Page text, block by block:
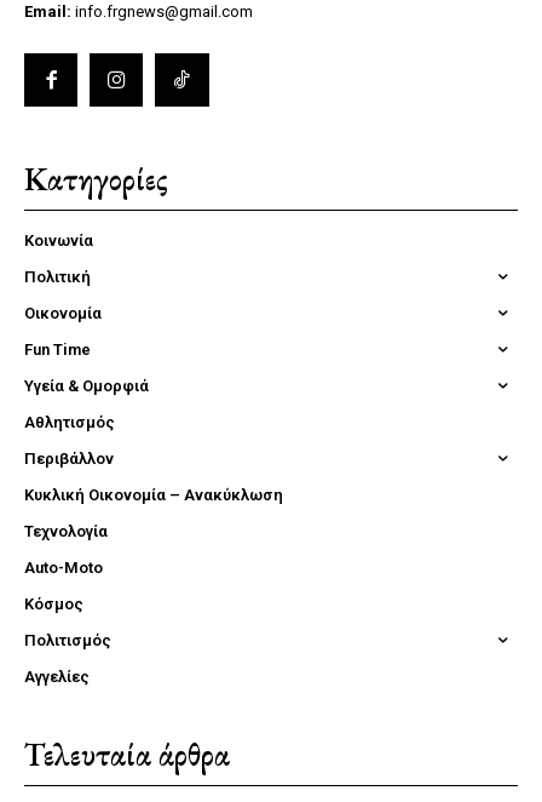
Email: info.frgnews@gmail.com
Κατηγορίες
Κοινωνία
Πολιτική
Οικονομία
Fun Time
Υγεία & Ομορφιά
Αθλητισμός
Περιβάλλον
Κυκλική Οικονομία – Ανακύκλωση
Τεχνολογία
Auto-Moto
Κόσμος
Πολιτισμός
Αγγελίες
Τελευταία άρθρα